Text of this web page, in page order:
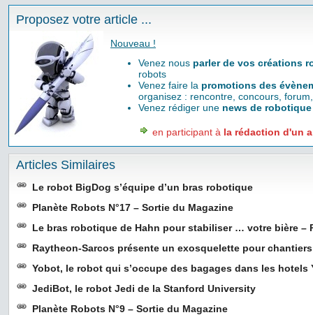
Proposez votre article ...
Nouveau !
Venez nous parler de vos créations
robots
Venez faire la promotions des
organisez : rencontre, concours,
Venez rédiger une news de robotique
en participant à la rédaction d'un
Articles Similaires
Le robot BigDog s’équipe d’un bras robotique
Planète Robots N°17 – Sortie du Magazine
Le bras robotique de Hahn pour stabiliser … votre bière –
Raytheon-Sarcos présente un exosquelette pour chantiers
Yobot, le robot qui s’occupe des bagages dans les hotels
JediBot, le robot Jedi de la Stanford University
Planète Robots N°9 – Sortie du Magazine